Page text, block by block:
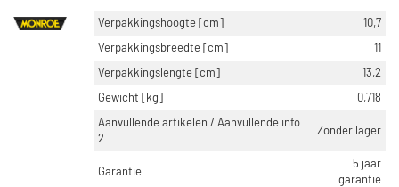
Verpakkingshoogte [cm]
10,7
Verpakkingsbreedte [cm]
11
Verpakkingslengte [cm]
13,2
Gewicht [kg]
0,718
Aanvullende artikelen / Aanvullende info
2
Zonder lager
Garantie
5 jaar
garantie